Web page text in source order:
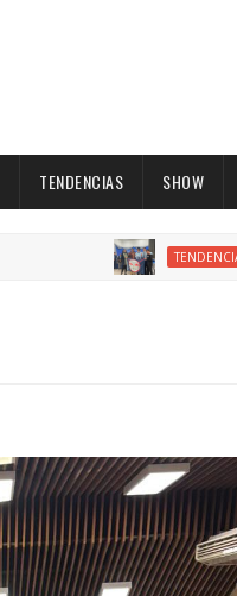
TENDENCIAS SHOW
TENDENCIAS Aráoz